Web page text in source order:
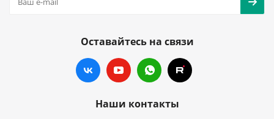
Оставайтесь на связи
Наши контакты